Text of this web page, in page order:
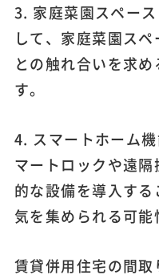
3. 家庭菜園スペー
して、家庭菜園ス
との触れ合いを求
す。
4. スマートホーム
マートロックや遠
的な設備を導入す
気を集められる可能
賃貸併用住宅の間取